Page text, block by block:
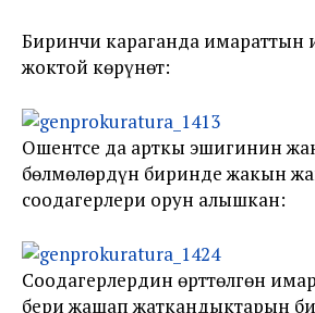
Биринчи караганда имараттын
жоктой көрүнөт:
Ошентсе да арткы эшигинин
бөлмөлөрдүн биринде жакын
соодагерлери орун алышкан:
Соодагерлердин өрттөлгөн
бери жашап жаткандыктарын